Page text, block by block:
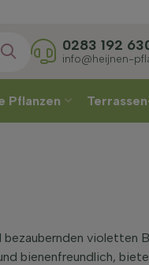
0283 192
info@heijnen-
Pflanzen
violetten
bienenfreundlich,